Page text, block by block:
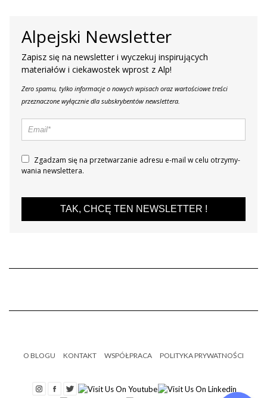
Alpejski Newsletter
Zapisz się na newsletter i wyczekuj inspirujących
materiałów i ciekawostek wprost z Alp!
Zero spamu, tylko informacje o nowych wpisach oraz wartościowe treści
przeznaczone wyłącznie dla subskrybentów newslettera.
Zgadzam się na prze­twa­rza­nie adresu e-mail w celu otrzy­my­
wa­nia new­slet­tera.
TAK, CHCĘ TEN NEWSLETTER !
O BLOGU KONTAKT WSPÓŁPRACA POLITYKA PRYWATNOŚCI